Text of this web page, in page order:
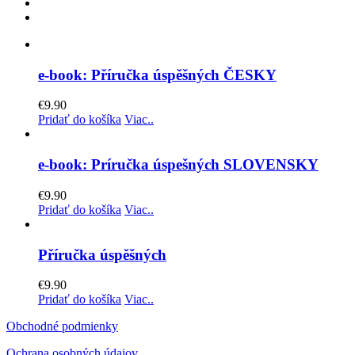
e-book: Příručka úspěšných ČESKY
€9.90
Pridať do košíka Viac..
e-book: Príručka úspešných SLOVENSKY
€9.90
Pridať do košíka Viac..
Příručka úspěšných
€9.90
Pridať do košíka Viac..
Obchodné podmienky